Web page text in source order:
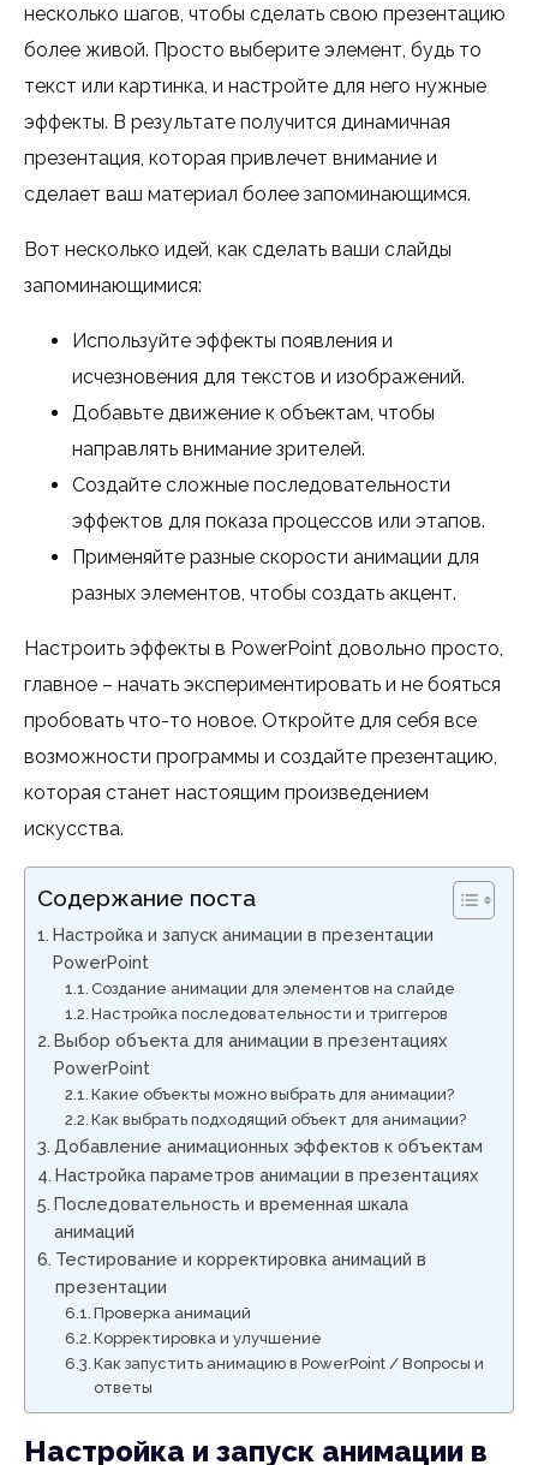
несколько шагов, чтобы сделать свою презентацию
более живой. Просто выберите элемент, будь то
текст или картинка, и настройте для него нужные
эффекты. В результате получится динамичная
презентация, которая привлечет внимание и
сделает ваш материал более запоминающимся.
Вот несколько идей, как сделать ваши слайды
запоминающимися:
Используйте эффекты появления и
исчезновения для текстов и изображений.
Добавьте движение к объектам, чтобы
направлять внимание зрителей.
Создайте сложные последовательности
эффектов для показа процессов или этапов.
Применяйте разные скорости анимации для
разных элементов, чтобы создать акцент.
Настроить эффекты в PowerPoint довольно просто,
главное – начать экспериментировать и не бояться
пробовать что-то новое. Откройте для себя все
возможности программы и создайте презентацию,
которая станет настоящим произведением
искусства.
Содержание поста
Настройка и запуск анимации в презентации
PowerPoint
Создание анимации для элементов на слайде
Настройка последовательности и триггеров
Выбор объекта для анимации в презентациях
PowerPoint
Какие объекты можно выбрать для анимации?
Как выбрать подходящий объект для анимации?
Добавление анимационных эффектов к объектам
Настройка параметров анимации в презентациях
Последовательность и временная шкала
анимаций
Тестирование и корректировка анимаций в
презентации
Проверка анимаций
Корректировка и улучшение
Как запустить анимацию в PowerPoint / Вопросы и
ответы
Настройка и запуск анимации в